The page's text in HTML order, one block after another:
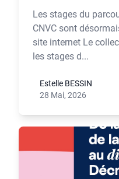
Les stages du
CNVC sont
site internet Le
les stages d...
Estelle BESSIN
28 Mai, 2026